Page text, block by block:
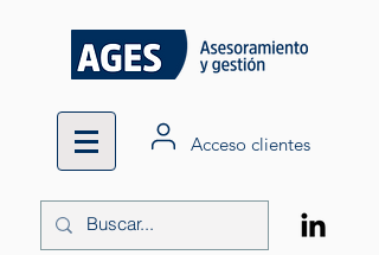
Acceso clientes